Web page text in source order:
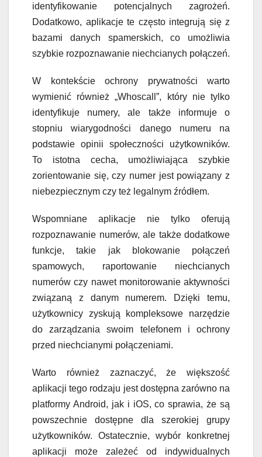
identyfikowanie potencjalnych zagrożeń.
Dodatkowo, aplikacje te często integrują się z
bazami danych spamerskich, co umożliwia
szybkie rozpoznawanie niechcianych połączeń.
W kontekście ochrony prywatności warto
wymienić również „Whoscall”, który nie tylko
identyfikuje numery, ale także informuje o
stopniu wiarygodności danego numeru na
podstawie opinii społeczności użytkowników.
To istotna cecha, umożliwiająca szybkie
zorientowanie się, czy numer jest powiązany z
niebezpiecznym czy też legalnym źródłem.
Wspomniane aplikacje nie tylko oferują
rozpoznawanie numerów, ale także dodatkowe
funkcje, takie jak blokowanie połączeń
spamowych, raportowanie niechcianych
numerów czy nawet monitorowanie aktywności
związaną z danym numerem. Dzięki temu,
użytkownicy zyskują kompleksowe narzędzie
do zarządzania swoim telefonem i ochrony
przed niechcianymi połączeniami.
Warto również zaznaczyć, że większość
aplikacji tego rodzaju jest dostępna zarówno na
platformy Android, jak i iOS, co sprawia, że są
powszechnie dostępne dla szerokiej grupy
użytkowników. Ostatecznie, wybór konkretnej
aplikacji może zależeć od indywidualnych